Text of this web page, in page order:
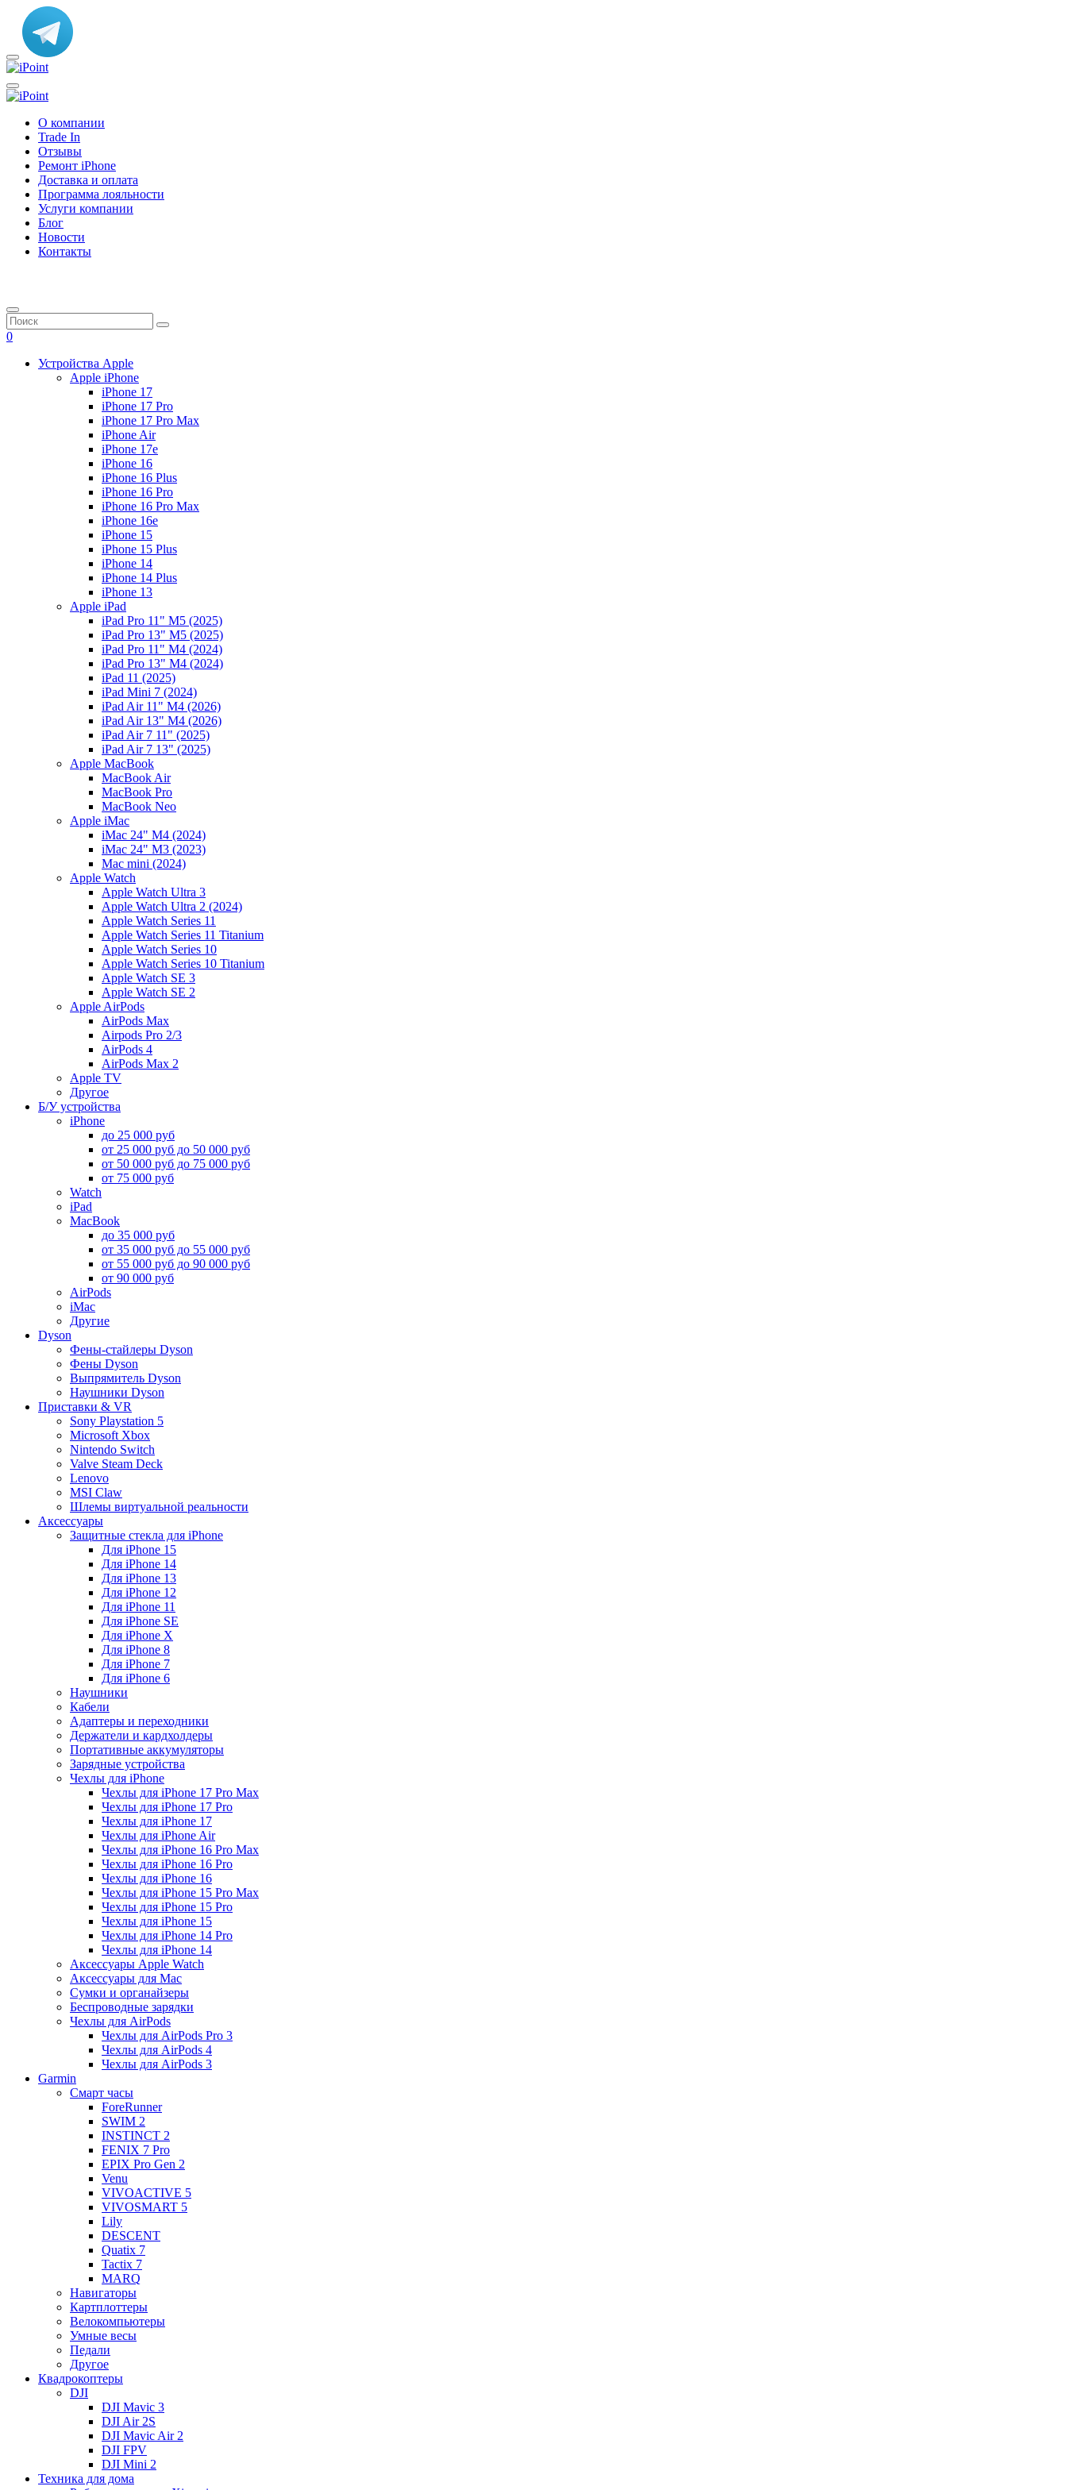
О компании
Trade In
Отзывы
Ремонт iPhone
Доставка и оплата
Программа лояльности
Услуги компании
Блог
Новости
Контакты
0
Устройства Apple
Apple iPhone
iPhone 17
iPhone 17 Pro
iPhone 17 Pro Max
iPhone Air
iPhone 17e
iPhone 16
iPhone 16 Plus
iPhone 16 Pro
iPhone 16 Pro Max
iPhone 16e
iPhone 15
iPhone 15 Plus
iPhone 14
iPhone 14 Plus
iPhone 13
Apple iPad
iPad Pro 11" M5 (2025)
iPad Pro 13" M5 (2025)
iPad Pro 11" M4 (2024)
iPad Pro 13" M4 (2024)
iPad 11 (2025)
iPad Mini 7 (2024)
iPad Air 11" M4 (2026)
iPad Air 13" M4 (2026)
iPad Air 7 11" (2025)
iPad Air 7 13" (2025)
Apple MacBook
MacBook Air
MacBook Pro
MacBook Neo
Apple iMac
iMac 24" M4 (2024)
iMac 24" M3 (2023)
Mac mini (2024)
Apple Watch
Apple Watch Ultra 3
Apple Watch Ultra 2 (2024)
Apple Watch Series 11
Apple Watch Series 11 Titanium
Apple Watch Series 10
Apple Watch Series 10 Titanium
Apple Watch SE 3
Apple Watch SE 2
Apple AirPods
AirPods Max
Airpods Pro 2/3
AirPods 4
AirPods Max 2
Apple TV
Другое
Б/У устройства
iPhone
до 25 000 руб
от 25 000 руб до 50 000 руб
от 50 000 руб до 75 000 руб
от 75 000 руб
Watch
iPad
MacBook
до 35 000 руб
от 35 000 руб до 55 000 руб
от 55 000 руб до 90 000 руб
от 90 000 руб
AirPods
iMac
Другие
Dyson
Фены-стайлеры Dyson
Фены Dyson
Выпрямитель Dyson
Наушники Dyson
Приставки & VR
Sony Playstation 5
Microsoft Xbox
Nintendo Switch
Valve Steam Deck
Lenovo
MSI Claw
Шлемы виртуальной реальности
Аксессуары
Защитные стекла для iPhone
Для iPhone 15
Для iPhone 14
Для iPhone 13
Для iPhone 12
Для iPhone 11
Для iPhone SE
Для iPhone X
Для iPhone 8
Для iPhone 7
Для iPhone 6
Наушники
Кабели
Адаптеры и переходники
Держатели и кардхолдеры
Портативные аккумуляторы
Зарядные устройства
Чехлы для iPhone
Чехлы для iPhone 17 Pro Max
Чехлы для iPhone 17 Pro
Чехлы для iPhone 17
Чехлы для iPhone Air
Чехлы для iPhone 16 Pro Max
Чехлы для iPhone 16 Pro
Чехлы для iPhone 16
Чехлы для iPhone 15 Pro Max
Чехлы для iPhone 15 Pro
Чехлы для iPhone 15
Чехлы для iPhone 14 Pro
Чехлы для iPhone 14
Аксессуары Apple Watch
Аксессуары для Mac
Сумки и органайзеры
Беспроводные зарядки
Чехлы для AirPods
Чехлы для AirPods Pro 3
Чехлы для AirPods 4
Чехлы для AirPods 3
Garmin
Смарт часы
ForeRunner
SWIM 2
INSTINCT 2
FENIX 7 Pro
EPIX Pro Gen 2
Venu
VIVOACTIVE 5
VIVOSMART 5
Lily
DESCENT
Quatix 7
Tactix 7
MARQ
Навигаторы
Картплоттеры
Велокомпьютеры
Умные весы
Педали
Другое
Квадрокоптеры
DJI
DJI Mavic 3
DJI Air 2S
DJI Mavic Air 2
DJI FPV
DJI Mini 2
Техника для дома